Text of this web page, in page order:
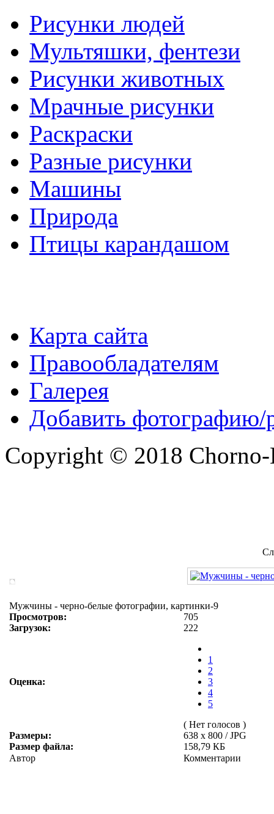
Рисунки людей
Мультяшки, фентези
Рисунки животных
Мрачные рисунки
Раскраски
Разные рисунки
Машины
Природа
Птицы карандашом
Карта сайта
Правообладателям
Галерея
Добавить фотографию/
Copyright © 2018
Мужчины - черно-белые фотографии, картинки-9
Просмотров:
705
Загрузок:
222
Оценка:
1
2
3
4
5
( Нет голосов )
Размеры:
638 x 800 / JPG
Размер файла:
158,79 КБ
Автор
Комментарии